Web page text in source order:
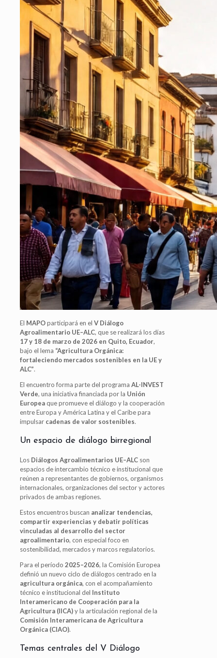
El MAPOparticipará en el V Diálogo
Agroalimentario UE–ALC, que se realizará los días
17 y 18 de marzo de 2026 en Quito, Ecuador,
bajo el lema “Agricultura Orgánica:
fortaleciendo mercados sostenibles en la UE y
ALC”.
El encuentro forma parte del programa AL-INVEST
Verde, una iniciativa financiada por la Unión
Europeaque promueve el diálogo y la cooperación
entre Europa y América Latina y el Caribe para
impulsar cadenas de valor sostenibles.
Un espacio de diálogo birregional
Los Diálogos Agroalimentarios UE–ALC son
espacios de intercambio técnico e institucional que
reúnen a representantes de gobiernos, organismos
internacionales, organizaciones del sector y actores
privados de ambas regiones.
Estos encuentros buscan analizar tendencias,
compartir experiencias y debatir políticas
vinculadas al desarrollo del sector
agroalimentario, con especial foco en
sostenibilidad, mercados y marcos regulatorios.
Para el período 2025–2026, la Comisión Europea
definió un nuevo ciclo de diálogos centrado en la
agricultura orgánica, con el acompañamiento
técnico e institucional del Instituto
Interamericano de Cooperación para la
Agricultura (IICA)y la articulación regional de la
Comisión Interamericana de Agricultura
Orgánica (CIAO).
Temas centrales del V Diálogo